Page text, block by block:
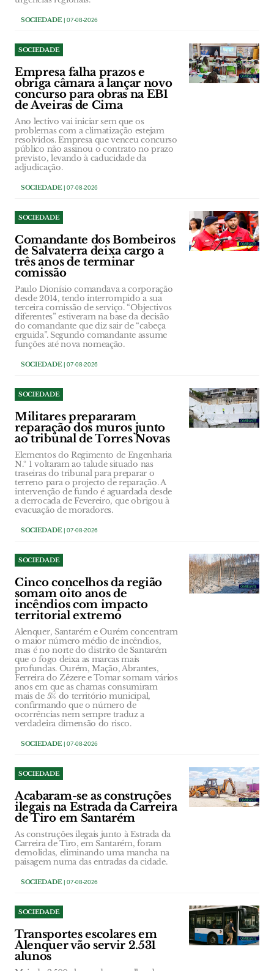
SOCIEDADE| 07-08-2026
SOCIEDADE
Empresa falha prazos e
obriga câmara a lançar novo
concurso para obras na EB1
de Aveiras de Cima
Ano lectivo vai iniciar sem que os
problemas com a climatização estejam
resolvidos. Empresa que venceu concurso
público não assinou o contrato no prazo
previsto, levando à caducidade da
adjudicação.
SOCIEDADE| 07-08-2026
SOCIEDADE
Comandante dos Bombeiros
de Salvaterra deixa cargo a
três anos de terminar
comissão
Paulo Dionísio comandava a corporação
desde 2014, tendo interrompido a sua
terceira comissão de serviço. “Objectivos
diferentes” estiveram na base da decisão
do comandante que diz sair de “cabeça
erguida”. Segundo comandante assume
funções até nova nomeação.
SOCIEDADE| 07-08-2026
SOCIEDADE
Militares prepararam
reparação dos muros junto
ao tribunal de Torres Novas
Elementos do Regimento de Engenharia
N.º 1 voltaram ao talude situado nas
traseiras do tribunal para preparar o
terreno para o projecto de reparação. A
intervenção de fundo é aguardada desde
a derrocada de Fevereiro, que obrigou à
evacuação de moradores.
SOCIEDADE| 07-08-2026
SOCIEDADE
Cinco concelhos da região
somam oito anos de
incêndios com impacto
territorial extremo
Alenquer, Santarém e Ourém concentram
o maior número médio de incêndios,
mas é no norte do distrito de Santarém
que o fogo deixa as marcas mais
profundas. Ourém, Mação, Abrantes,
Ferreira do Zêzere e Tomar somam vários
anos em que as chamas consumiram
mais de 5% do território municipal,
confirmando que o número de
ocorrências nem sempre traduz a
verdadeira dimensão do risco.
SOCIEDADE| 07-08-2026
SOCIEDADE
Acabaram-se as construções
ilegais na Estrada da Carreira
de Tiro em Santarém
As construções ilegais junto à Estrada da
Carreira de Tiro, em Santarém, foram
demolidas, eliminando uma mancha na
paisagem numa das entradas da cidade.
SOCIEDADE| 07-08-2026
SOCIEDADE
Transportes escolares em
Alenquer vão servir 2.531
alunos